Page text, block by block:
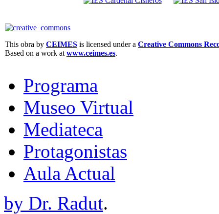
This obra by CEIMES is licensed under a Creative Commons
Based on a work at www.ceimes.es.
Programa
Museo Virtual
Mediateca
Protagonistas
Aula Actual
by Dr. Radut.